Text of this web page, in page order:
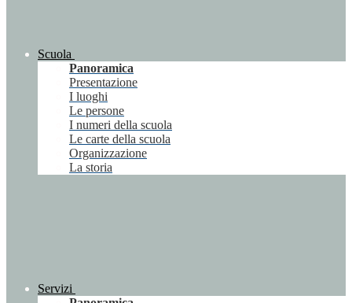
Scuola
Panoramica
Presentazione
I luoghi
Le persone
I numeri della scuola
Le carte della scuola
Organizzazione
La storia
Servizi